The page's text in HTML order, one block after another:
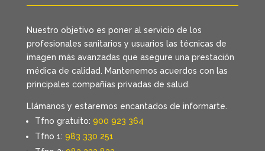
Nuestro objetivo es poner al servicio de los
profesionales sanitarios y usuarios las técnicas de
imagen más avanzadas que asegure una prestación
médica de calidad. Mantenemos acuerdos con las
principales compañías privadas de salud.
Llámanos y estaremos encantados de informarte.
Tfno gratuito: 900 923 364
Tfno 1: 983 330 251